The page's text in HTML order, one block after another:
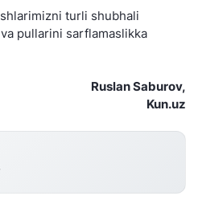
turli shubhali
pullarini sarflamaslikka
Ruslan Saburov,
Kun.uz